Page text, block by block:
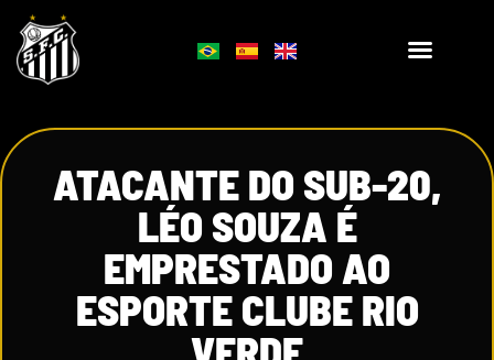
ATACANTE DO SUB-20,
LÉO SOUZA É
EMPRESTADO AO
ESPORTE CLUBE RIO